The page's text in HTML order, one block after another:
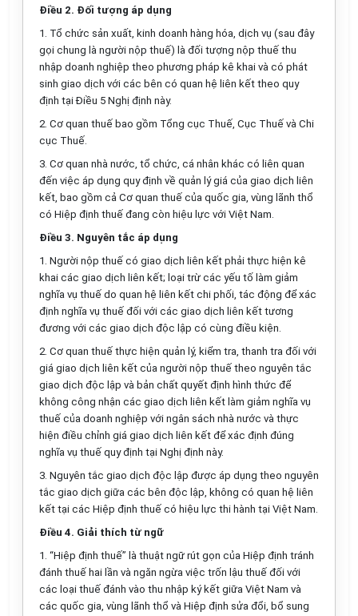
Điều 2. Đối tượng áp dụng
1. Tổ chức sản xuất, kinh doanh hàng hóa, dịch vụ (sau đây
gọi chung là người nộp thuế) là đối tượng nộp thuế thu
nhập doanh nghiệp theo phương pháp kê khai và có phát
sinh giao dịch với các bên có quan hệ liên kết theo quy
định tại Điều 5 Nghị định này.
2. Cơ quan thuế bao gồm Tổng cục Thuế, Cục Thuế và Chi
cục Thuế.
3. Cơ quan nhà nước, tổ chức, cá nhân khác có liên quan
đến việc áp dụng quy định về quản lý giá của giao dịch liên
kết, bao gồm cả Cơ quan thuế của quốc gia, vùng lãnh thổ
có Hiệp định thuế đang còn hiệu lực với Việt Nam.
Điều 3. Nguyên tắc áp dụng
1. Người nộp thuế có giao dịch liên kết phải thực hiện kê
khai các giao dịch liên kết; loại trừ các yếu tố làm giảm
nghĩa vụ thuế do quan hệ liên kết chi phối, tác động để xác
định nghĩa vụ thuế đối với các giao dịch liên kết tương
đương với các giao dịch độc ập có cùng điều kiện.
2. Cơ quan thuế thực hiện quản lý, kiểm tra, thanh tra đối với
giá giao dịch liên kết của người nộp thuế theo nguyên tắc
giao dịch độc lập và bản chất quyết định hình thức để
không công nhận các giao dịch liên kết làm giảm nghĩa vụ
thuế của doanh nghiệp với ngân sách nhà nước và thực
hiện điều chỉnh giá giao dịch liên kết để xác định đúng
nghĩa vụ thuế quy định tại Nghị định này.
3. Nguyên tắc giao dịch độc lập được áp dụng theo nguyên
tắc giao dịch giữa các bên độc lập, không có quan hệ liên
kết tại các Hiệp định thuế có hiệu lực thi hành tại Việt Nam.
Điều 4. Giải thích từ ngữ
1. “Hiệp định thuế” là thuật ngữ rút gọn của Hiệp định tránh
đánh thuế hai lần và ngăn ngừa việc trốn lậu thuế đối với
các loại thuế đánh vào thu nhập ký kết giữa Việt Nam và
các quốc gia, vùng lãnh thổ và Hiệp định sửa đổi, bổ sung